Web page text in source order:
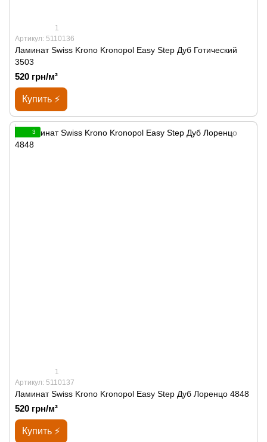
1
Артикул: 5110136
Ламинат Swiss Krono Kronopol Easy Step Дуб Готический
3503
520 грн/м²
Купить ⚡
3
1
Артикул: 5110137
Ламинат Swiss Krono Kronopol Easy Step Дуб Лоренцо 4848
520 грн/м²
Купить ⚡